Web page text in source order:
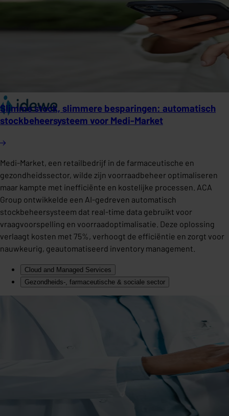
Slimme stock, slimmere besparingen: automatisch
stockbeheersysteem voor Medi-Market
Medi-Market, een retailbedrijf in de farmaceutische en
gezondheidssector, wilde zijn voorraadbeheer optimaliseren
maar kampte met inefficiënte en kostelijke processen. ACA
Group ontwikkelde een AI-gedreven automatisch
stockbeheersysteem dat real-time data gebruikt voor
vraagvoorspelling en voorraadoptimalisatie. Deze oplossing
verlaagt kosten met 75%, verhoogt de efficiëntie en zorgt voor
nauwkeurig, geautomatiseerd inventory management.
Cloud and Managed Services
Gezondheids-, farmaceutische & sociale sector